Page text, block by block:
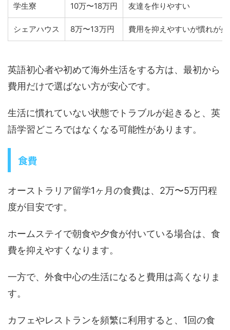
学生寮 10万〜18万円 友達を作りやすい
シェアハウス 8万〜13万円 費用を抑えやすいが慣れが
英語初心者や初めて海外生活をする方は、最初から
費用だけで選ばない方が安心です。
生活に慣れていない状態でトラブルが起きると、英
語学習どころではなくなる可能性があります。
食費
オーストラリア留学1ヶ月の食費は、2万〜5万円程
度が目安です。
ホームステイで朝食や夕食が付いている場合は、食
費を抑えやすくなります。
一方で、外食中心の生活になると費用は高くなりま
す。
カフェやレストランを頻繁に利用すると、1回の食